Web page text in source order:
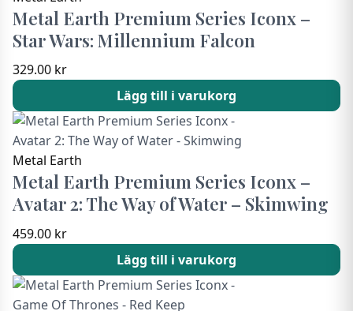
Metal Earth Premium Series Iconx –
Star Wars: Millennium Falcon
329.00 kr
Lägg till i varukorg
Metal Earth
Metal Earth Premium Series Iconx –
Avatar 2: The Way of Water – Skimwing
459.00 kr
Lägg till i varukorg